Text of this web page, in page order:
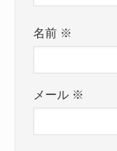
名前 ※
メール ※